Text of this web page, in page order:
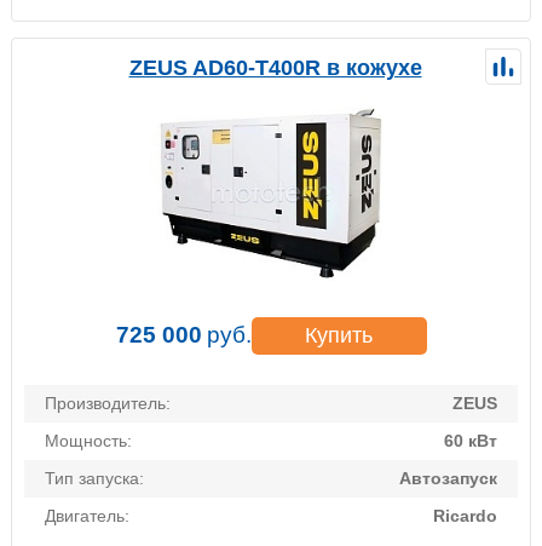
ZEUS AD60-T400R в кожухе
725 000 руб. Купить
Производитель:
ZEUS
Мощность:
60 кВт
Тип запуска:
Автозапуск
Двигатель:
Ricardo